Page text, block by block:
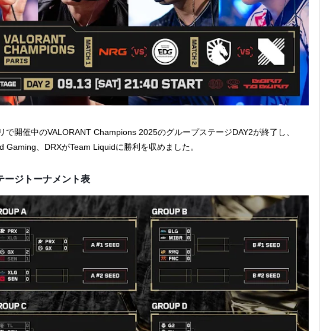
で開催中のVALORANT Champions 2025のグループステージDAY2が終了し、
Gaming、DRXがTeam Liquidに勝利を収めました。
ージトーナメント表